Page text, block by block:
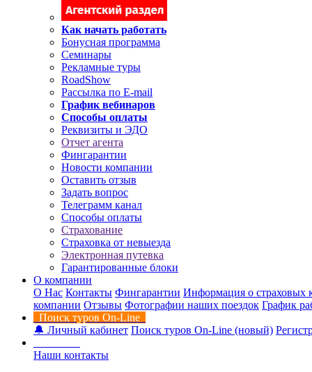
Как начать работать
Бонусная программа
Семинары
Рекламные туры
RoadShow
Рассылка по E-mail
График вебинаров
Способы оплаты
Реквизиты и ЭДО
Отчет агента
Фингарантии
Новости компании
Оставить отзыв
Задать вопрос
Телеграмм канал
Способы оплаты
Страхование
Страховка от невыезда
Электронная путевка
Гарантированные блоки
О компании
О Нас Контакты Фингарантии Информация о страховых
компании Отзывы Фотографии наших поездок График
Поиск туров On-Line
🔔 Личный кабинет Поиск туров On-Line (новый)
Наши контакты